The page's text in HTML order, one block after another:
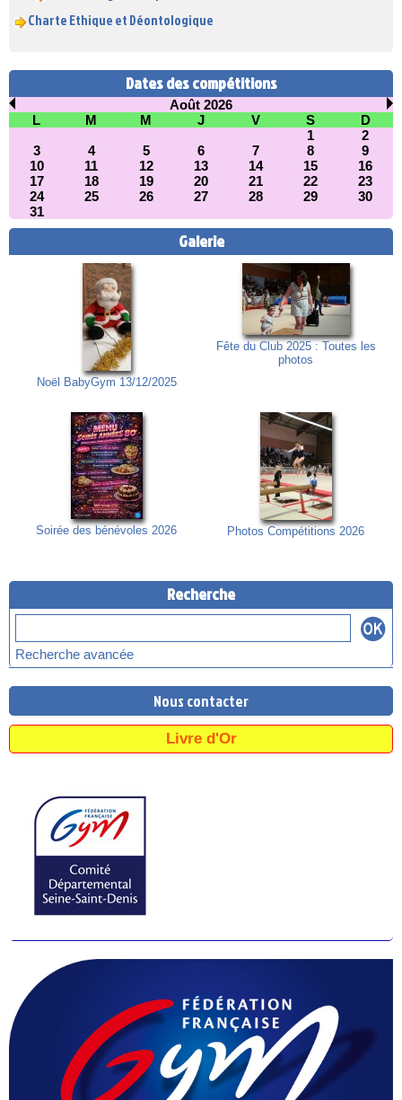
Charte Ethique et Déontologique
Dates des compétitions
Août 2026
L
M M J V S
D
1
2
3
4 5 6 7 8
9
10
11 12 13 14 15
16
17
18 19 20 21 22
23
24
25 26 27 28 29
30
31
Galerie
Noël BabyGym 13/12/2025
Fête du Club 2025 : Toutes les
photos
Soirée des bénévoles 2026 Photos Compétitions 2026
Recherche
Recherche avancée
Nous contacter
Livre d'Or